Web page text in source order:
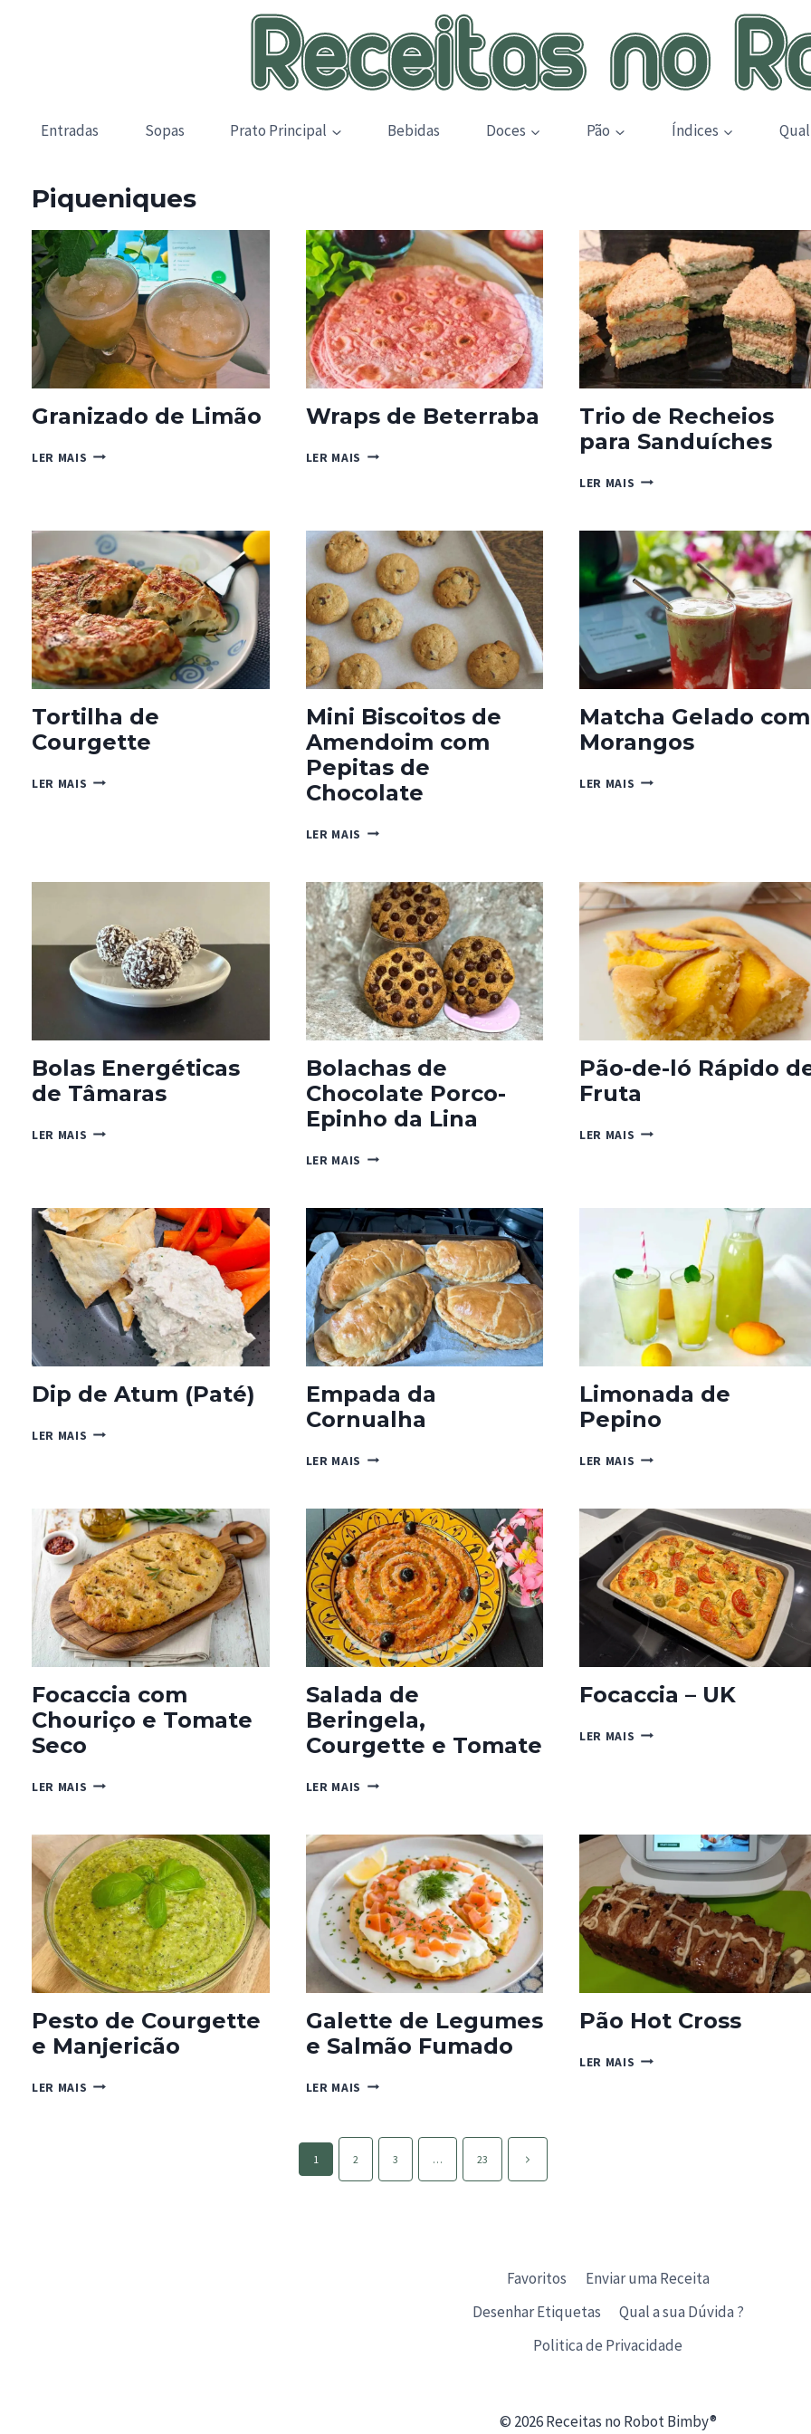
Entradas Sopas Prato Principal Bebidas Doces Pão Índices
Piqueniques
Granizado de Limão
LER MAIS GRANIZADO
Wraps de Beterraba
LER MAIS WRAPS
Trio de Recheios
para Sanduíches
LER MAIS TRIO
PARA
SANDUÍCHES
Tortilha de
Courgette
LER MAIS TORTILHA
Mini Biscoitos de
Amendoim com
Pepitas de
Chocolate
LER MAIS MINI
AMENDOIM
COM
PEPITAS
DE
CHOCOLATE
Matcha Gelado com
Morangos
LER MAIS MATCHA
Bolas Energéticas
de Tâmaras
LER MAIS BOLAS
Bolachas de
Chocolate Porco-
Epinho da Lina
LER MAIS BOLACHAS
PORCO-
EPINHO
DA
LINA
Pão-de-ló Rápido
Fruta
LER MAIS PÃO-
DE
Dip de Atum (Paté)
LER MAIS DIP
Empada da
Cornualha
LER MAIS EMPADA
Limonada de
Pepino
LER MAIS LIMONADA
Focaccia com
Chouriço e Tomate
Seco
LER MAIS FOCACCIA
E
TOMATE
SECO
Salada de
Beringela,
Courgette e Tomate
LER MAIS SALADA
COURGETTE
E
TOMATE
Focaccia – UK
LER MAIS FOCACCIA
Pesto de Courgette
e Manjericão
LER MAIS PESTO
Galette de Legumes
e Salmão Fumado
LER MAIS GALETTE
E
SALMÃO
FUMADO
Pão Hot Cross
LER MAIS PÃO
1 2 3 … 23
Página
seguinte
Favoritos
Enviar uma Receita
Desenhar Etiquetas
Qual a sua Dúvida ?
Politica de Privacidade
© 2026 Receitas no Robot Bimby®